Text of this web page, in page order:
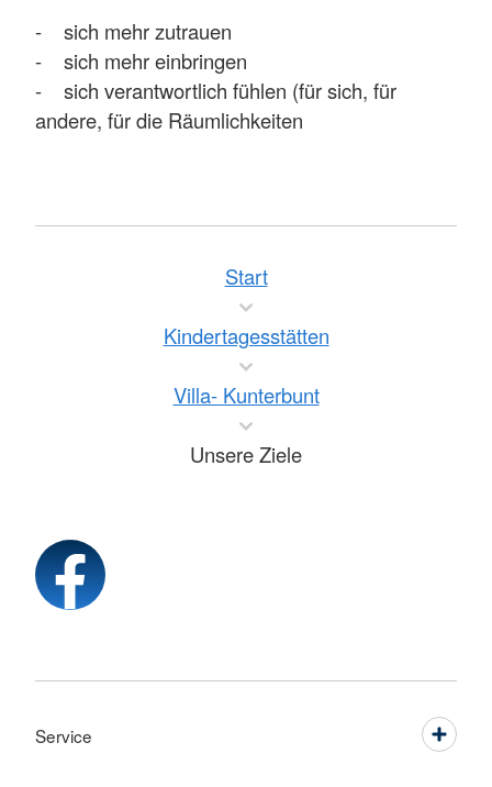
- sich mehr zutrauen
- sich mehr einbringen
- sich verantwortlich fühlen (für sich, für
andere, für die Räumlichkeiten
Start
Kindertagesstätten
Villa- Kunterbunt
Unsere Ziele
Service